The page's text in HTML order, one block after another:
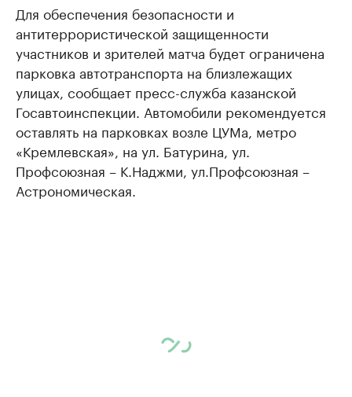
Для обеспечения безопасности и
антитеррористической защищенности
участников и зрителей матча будет ограничена
парковка автотранспорта на близлежащих
улицах, сообщает пресс-служба казанской
Госавтоинспекции. Автомобили рекомендуется
оставлять на парковках возле ЦУМа, метро
«Кремлевская», на ул. Батурина, ул.
Профсоюзная – К.Наджми, ул.Профсоюзная –
Астрономическая.